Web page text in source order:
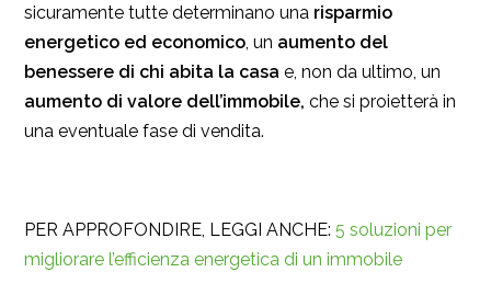
sicuramente tutte determinano una risparmio
energetico ed economico, un aumento del
benessere di chi abita la casa e, non da ultimo, un
aumento di valore dell’immobile, che si proietterà in
una eventuale fase di vendita.
PER APPROFONDIRE, LEGGI ANCHE: 5 soluzioni per
migliorare l’efficienza energetica di un immobile